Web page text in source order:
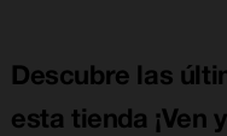
Descubre las
esta tienda ¡Ven